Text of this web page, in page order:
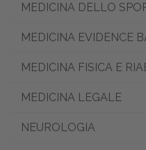
MEDICINA DELLO
MEDICINA EVIDENCE
MEDICINA FISICA E
MEDICINA LEGALE
NEUROLOGIA